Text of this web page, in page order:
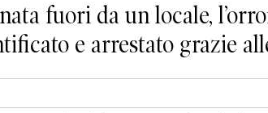
fuori da un locale,
e arrestato grazie